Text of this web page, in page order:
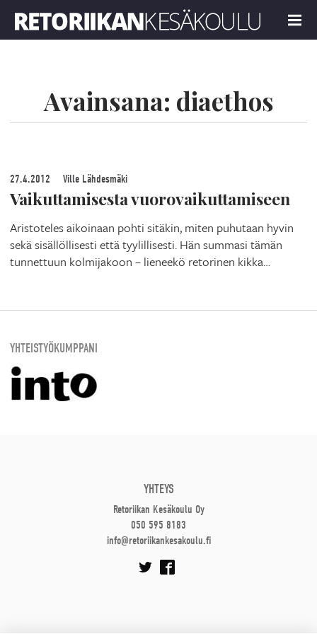
MENU
Avainsana: diaethos
27.4.2012 Ville Lähdesmäki
Vaikuttamisesta vuorovaikuttamiseen
Aristoteles aikoinaan pohti sitäkin, miten puhutaan hyvin
sekä sisällöllisesti että tyylillisesti. Hän summasi tämän
tunnettuun kolmijakoon – lieneekö retorinen kikka…
YHTEISTYÖKUMPPANI
YHTEYS
Retoriikan Kesäkoulu Oy
050 595 8183
info@retoriikankesakoulu.fi